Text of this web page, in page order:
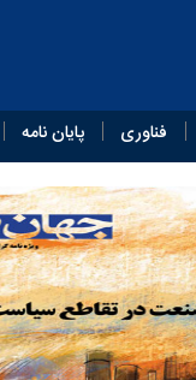
فناوری پایان‌ نامه